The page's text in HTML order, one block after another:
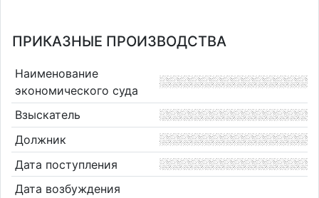
ПРИКАЗНЫЕ ПРОИЗВОДСТВА
Наименование
экономического суда
Взыскатель
Должник
Дата поступления
Дата возбуждения